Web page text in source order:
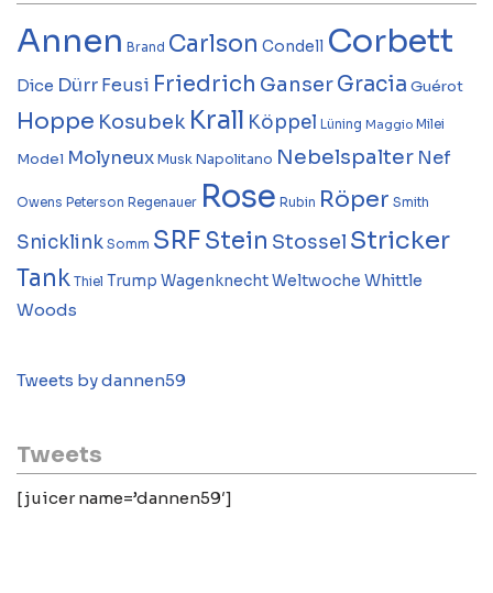
Annen Brand Carlson Condell Corbett
Dice Dürr Feusi Friedrich GanserGracia Guérot
Hoppe Kosubek Krall Köppel Lüning Maggio Milei
Model MolyneuxMuskNapolitano Nebelspalter Nef
Owens Peterson Regenauer Rose Rubin Röper Smith
Snicklink Somm SRFStein Stossel Stricker
Tank Thiel Trump WagenknechtWeltwoche Whittle
Woods
Tweets by dannen59
Tweets
[juicer name=’dannen59′]